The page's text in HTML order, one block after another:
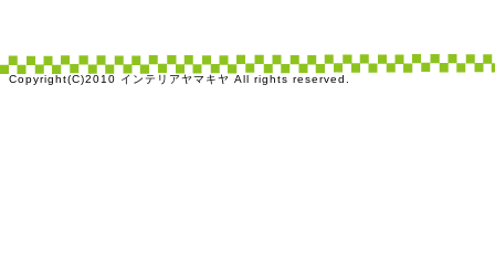
Copyright(C)2010 インテリアヤマキヤ All rights reserved.